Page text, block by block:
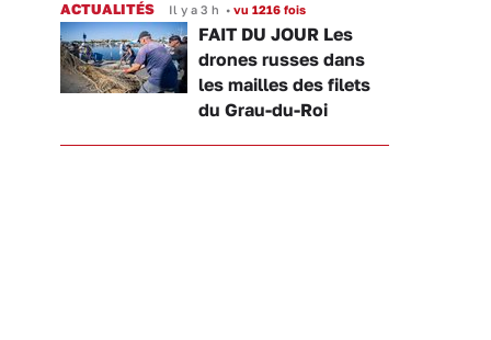
ACTUALITÉS Il y a 3 h • vu 1216 fois
FAIT DU JOUR Les
drones russes dans
les mailles des filets
du Grau-du-Roi